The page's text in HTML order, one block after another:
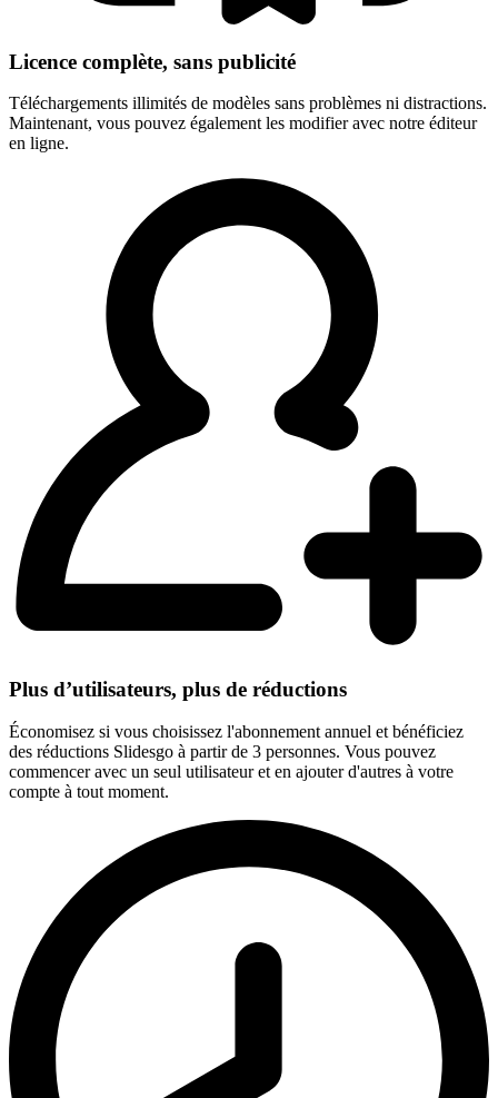
Licence complète, sans publicité
Téléchargements illimités de modèles sans problèmes ni distractions.
Maintenant, vous pouvez également les modifier avec notre éditeur
en ligne.
Plus d’utilisateurs, plus de réductions
Économisez si vous choisissez l'abonnement annuel et bénéficiez
des réductions Slidesgo à partir de 3 personnes. Vous pouvez
commencer avec un seul utilisateur et en ajouter d'autres à votre
compte à tout moment.